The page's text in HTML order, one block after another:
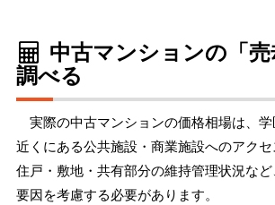
中古マンションの「
調べる
実際の中古マンションの価格相場は、学
近くにある公共施設・商業施設へのアクセ
住戸・敷地・共有部分の維持管理状況な
要因を考慮する必要があります。